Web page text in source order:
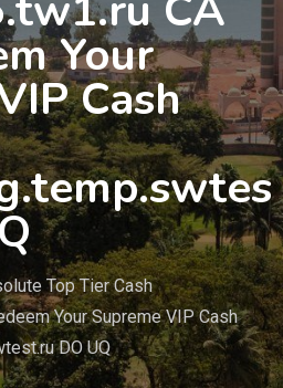
Your
Cash
Top Tier Cash
Your Supreme VIP Cash
DO UQ